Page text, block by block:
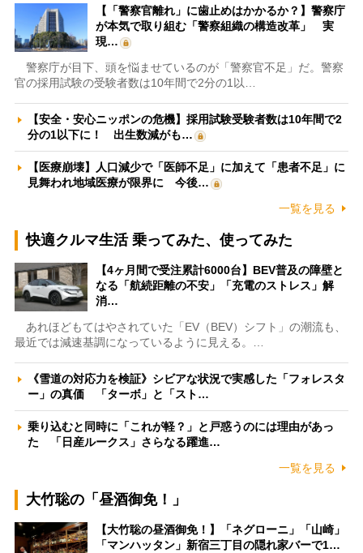
【「警察官離れ」に歯止めはかかるか？】警察庁
が本気で取り組む「警察組織の構造改革」 実
現…
警察庁が目下、頭を悩ませているのが「警察官不足」だ。警察
官の採用試験の受験者数は10年間で2分の1以…
【安全・安心ニッポンの危機】採用試験受験者数は10年間で2
分の1以下に！ 出生数減がも…
【医療崩壊】人口減少で「医師不足」に加えて「患者不足」に
見舞われ地域医療が限界に 今後…
一覧を見る
快適クルマ生活 乗ってみた、使ってみた
【4ヶ月間で受注累計6000台】BEV普及の障壁と
なる「航続距離の不安」「充電のストレス」解
消…
あれほどもてはやされていた「EV（BEV）シフト」の潮流も、
最近では減速基調になっているように見える。…
《雪道の対応力を検証》シビアな状況で実感した「フォレスタ
ー」の真価 「ターボ」と「スト…
乗り込むと同時に「これが軽？」と戸惑うのには理由があっ
た 「日産ルークス」さらなる躍進…
一覧を見る
大竹聡の「昼酒御免！」
【大竹聡の昼酒御免！】「ネグローニ」「山崎」
「マンハッタン」新宿三丁目の隠れ家バーで1…